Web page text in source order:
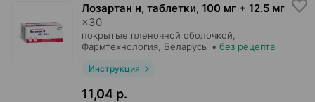
Лозартан н, таблетки, 100 мг + 12.5 мг
×30
покрытые пленочной оболочкой,
Фармтехнология , Беларусь • без рецепта
Инструкция
11,04 р.